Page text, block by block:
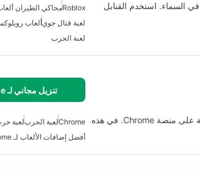
السماء. استخدم القنابل
Robloxمحاكي الطيران
لعبة قتال جويألعاب
لعبة الحرب
تنزيل مجاني لـ Chrome
حرب الفيروسات - مكافحة الفيروسات هي لعبة تصويب عشوائية مجانية متاحة على منصة Chrome. في هذه
Chromeلعبة الحربلعبة
أفضل إضافات الألعاب لـ Chrome